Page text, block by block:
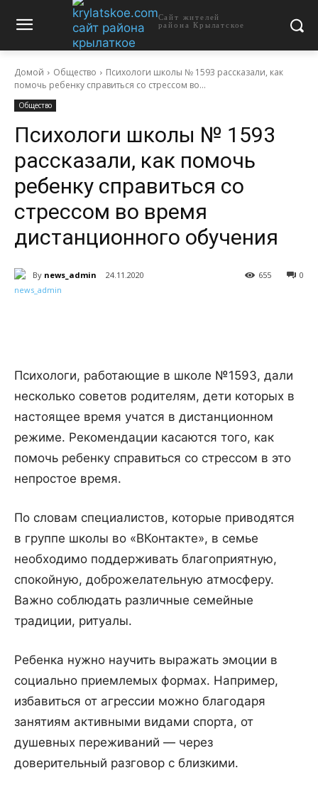
Сайт жителей
района Крылатское
Домой Общество
Психологи школы № 1593 рассказали, как
помочь ребенку справиться со стрессом во...
Общество
Психологи школы № 1593
рассказали, как помочь
ребенку справиться со
стрессом во время
дистанционного обучения
By news_admin 24.11.2020 0
655
Психологи, работающие в школе №1593, дали
несколько советов родителям, дети которых в
настоящее время учатся в дистанционном
режиме. Рекомендации касаются того, как
помочь ребенку справиться со стрессом в это
непростое время.
По словам специалистов, которые приводятся
в группе школы во «ВКонтакте», в семье
необходимо поддерживать благоприятную,
спокойную, доброжелательную атмосферу.
Важно соблюдать различные семейные
традиции, ритуалы.
Ребенка нужно научить выражать эмоции в
социально приемлемых формах. Например,
избавиться от агрессии можно благодаря
занятиям активными видами спорта, от
душевных переживаний — через
доверительный разговор с близкими.